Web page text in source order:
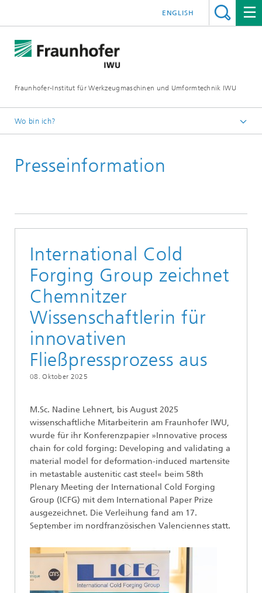
Fraunhofer-Institut für Werkzeugmaschinen und Umformtechnik IWU
ENGLISH
Wo bin ich?
Newsroom / Presse
Presseinformation
International Cold
Forging Group zeichnet
Chemnitzer
Wissenschaftlerin für
innovativen
Fließpressprozess aus
08. Oktober 2025
M.Sc. Nadine Lehnert, bis August 2025
wissenschaftliche Mitarbeiterin am Fraunhofer IWU,
wurde für ihr Konferenzpapier »Innovative process
chain for cold forging: Developing and validating a
material model for deformation-induced martensite
in metastable austenitic cast steel« beim 58th
Plenary Meeting der International Cold Forging
Group (ICFG) mit dem International Paper Prize
ausgezeichnet. Die Verleihung fand am 17.
September im nordfranzösischen Valenciennes statt.